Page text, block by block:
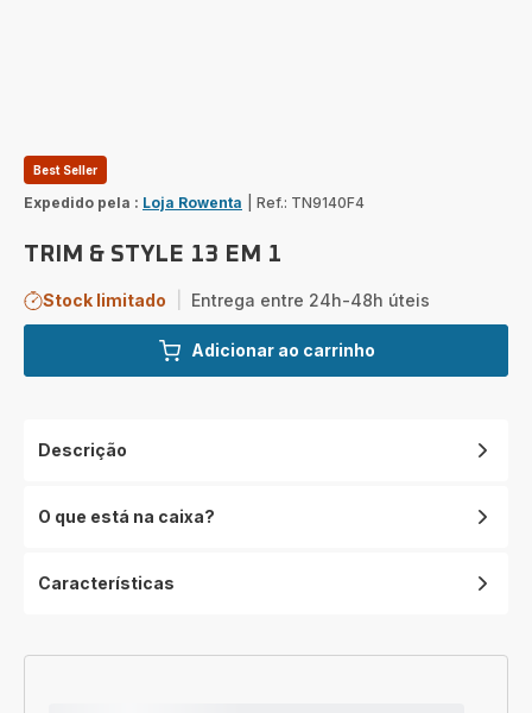
Best Seller
Expedido pela : Loja Rowenta Ref.: TN9140F4
TRIM & STYLE 13 EM 1
Stock limitado Entrega entre 24h-48h úteis
Adicionar ao carrinho
Descrição
O que está na caixa?
Características